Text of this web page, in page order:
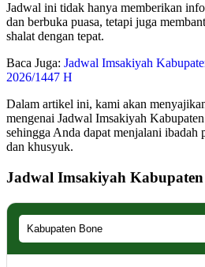
Jadwal ini tidak hanya memberikan
dan berbuka puasa, tetapi juga
shalat dengan tepat.
Baca Juga: Jadwal Imsakiyah
2026/1447 H
Dalam artikel ini, kami akan
mengenai Jadwal Imsakiyah
sehingga Anda dapat menjalani ibadah
dan khusyuk.
Jadwal Imsakiyah